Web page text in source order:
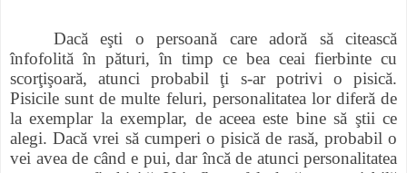
Dacă eşti o persoană care adoră să citească
înfofolită în pături, în timp ce bea ceai fierbinte cu
scorţişoară, atunci probabil ţi s-ar potrivi o pisică.
Pisicile sunt de multe feluri, personalitatea lor diferă de
la exemplar la exemplar, de aceea este bine să ştii ce
alegi. Dacă vrei să cumperi o pisică de rasă, probabil o
vei avea de când e pui, dar încă de atunci personalitatea